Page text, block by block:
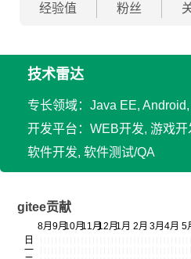
经验值 粉丝
技术雷达
专长领域：Java EE,
开发平台：WEB开发, 游戏
软件开发, 软件测试/QA
gitee贡献